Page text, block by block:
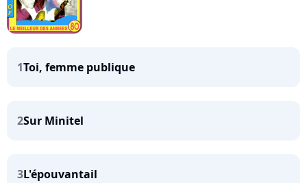
1Toi, femme publique
2Sur Minitel
3L'épouvantail